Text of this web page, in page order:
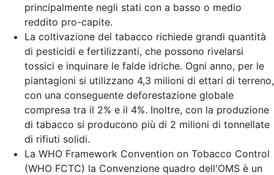
principalmente negli stati con a basso o medio
reddito pro-capite.
La coltivazione del tabacco richiede grandi quantità
di pesticidi e fertilizzanti, che possono rivelarsi
tossici e inquinare le falde idriche. Ogni anno, per le
piantagioni si utilizzano 4,3 milioni di ettari di terreno,
con una conseguente deforestazione globale
compresa tra il 2% e il 4%. Inoltre, con la produzione
di tabacco si producono più di 2 milioni di tonnellate
di rifiuti solidi.
La WHO Framework Convention on Tobacco Control
(WHO FCTC) la Convenzione quadro dell'OMS è un